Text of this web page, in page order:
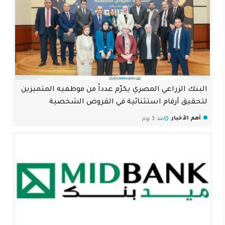
البنك الزراعي المصري يكرّم عدداً من موظفيه المتميزين
لتحقيق أرقام استثنائية في القروض الشخصية
أهم الأخبار منذ 3 يوم